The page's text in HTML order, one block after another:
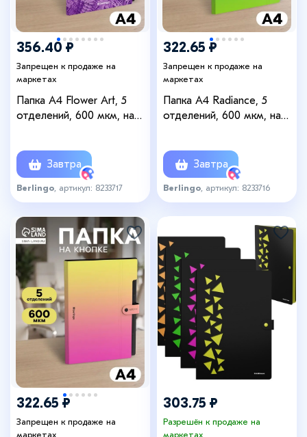
356.40 ₽
Запрещен к продаже на
маркетах
Папка А4 Flower Art, 5
отделений, 600 мкм, на
Завтра
Berlingo , артикул: 8233717
322.65 ₽
Запрещен к продаже на
маркетах
Папка А4 Radiance, 5
отделений, 600 мкм, на
Завтра
Berlingo , артикул: 8233716
322.65 ₽
Запрещен к продаже на
маркетах
303.75 ₽
Разрешён к продаже на
маркетах